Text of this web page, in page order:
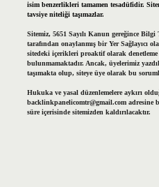
isim benzerlikleri tamamen tesadüfidir.
tavsiye niteliği taşımazlar.
Sitemiz, 5651 Sayılı Kanun gereğince
tarafından onaylanmış bir Yer Sağlayıcı
sitedeki içerikleri proaktif olarak
bulunmamaktadır. Ancak, üyelerimiz
taşımakta olup, siteye üye olarak bu
Hukuka ve yasal düzenlemelere aykırı
backlinkpanelicomtr@gmail.comadresine
süre içerisinde sitemizden kaldırılacaktır.